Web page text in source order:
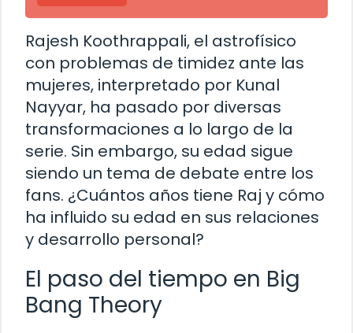
Rajesh Koothrappali, el astrofísico
con problemas de timidez ante las
mujeres, interpretado por Kunal
Nayyar, ha pasado por diversas
transformaciones a lo largo de la
serie. Sin embargo, su edad sigue
siendo un tema de debate entre los
fans. ¿Cuántos años tiene Raj y cómo
ha influido su edad en sus relaciones
y desarrollo personal?
El paso del tiempo en Big
Bang Theory